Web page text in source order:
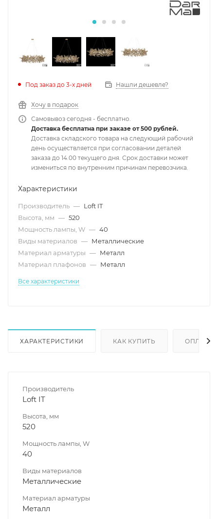
Под заказ до 3-х дней Нашли дешевле?
Хочу в подарок
Самовывоз сегодня - бесплатно.
Доставка бесплатна при заказе от 500 рублей.
Доставка складского товара на следующий рабочий
день осуществляется при согласовании деталей
заказа до 14.00 текущего дня. Срок доставки может
измениться по внутренним причинам перевозчика.
Характеристики
Производитель — Loft IT
Высота, мм — 520
Мощность лампы, W — 40
Виды материалов — Металлические
Материал арматуры — Металл
Материал плафонов — Металл
Все характеристики
ХАРАКТЕРИСТИКИ КАК КУПИТЬ ОПЛАТА
Производитель
Loft IT
Высота, мм
520
Мощность лампы, W
40
Виды материалов
Металлические
Материал арматуры
Металл